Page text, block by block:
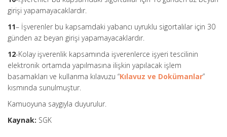
girişi yapamayacaklardır.
11– İşverenler bu kapsamdaki yabancı uyruklu sigortalılar için 30
günden az beyan girişi yapamayacaklardır.
12-Kolay işverenlik kapsamında işverenlerce işyeri tescilinin
elektronik ortamda yapılmasına ilişkin yapılacak işlem
basamakları ve kullanma kılavuzu “Kılavuz ve Dokümanlar”
kısmında sunulmuştur.
Kamuoyuna saygıyla duyurulur.
Kaynak: SGK